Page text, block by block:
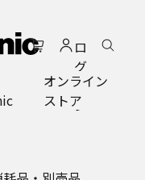
ロ
グ
イ
ン
オンライン
ストア